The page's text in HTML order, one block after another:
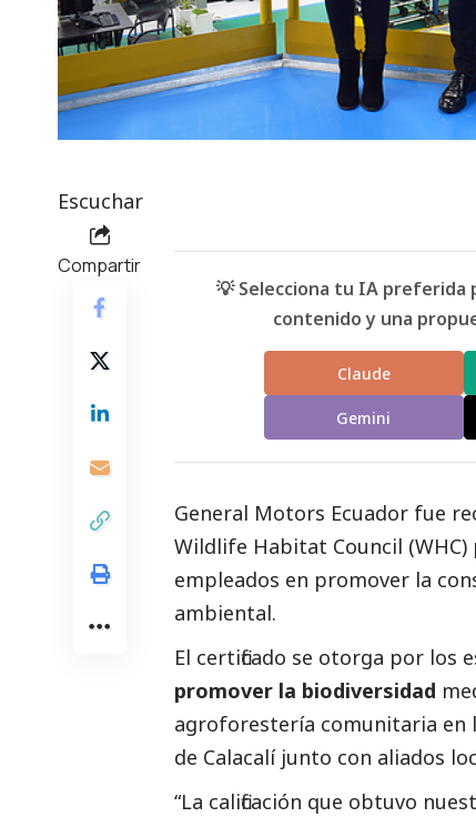
Escuchar
Compartir
💡 Selecciona tu IA preferida
contenido y una
Claude
Gemini
General Motors Ecuador fue
Wildlife Habitat Council
empleados en promover la
ambiental.
El certificado se otorga por los
promover la biodiversidad
agroforestería comunitaria en
de Calacalí junto con aliados
“La calificación que obtuvo